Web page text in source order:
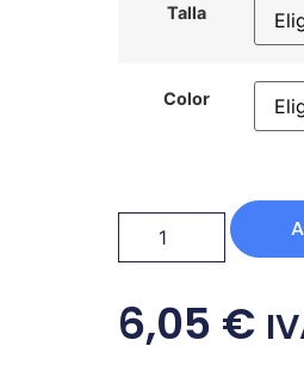
Talla
Color
6,05 €